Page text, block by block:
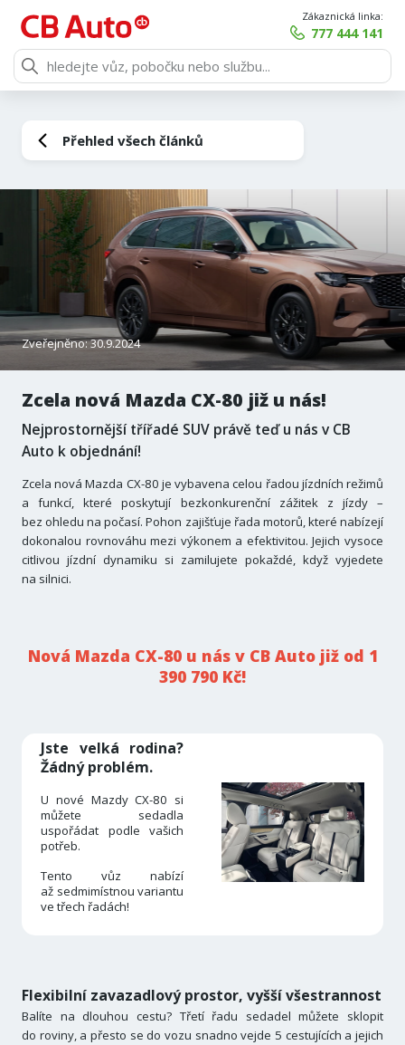
Zákaznická linka:
777 444 141
Přehled všech článků
Zveřejněno: 30.9.2024
Zcela nová Mazda CX-80 již u nás!
Nejprostornější třířadé SUV právě teď u nás v CB
Auto k objednání!
Zcela nová Mazda CX-80 je vybavena celou řadou jízdních režimů
a funkcí, které poskytují bezkonkurenční zážitek z jízdy –
bez ohledu na počasí. Pohon zajišťuje řada motorů, které nabízejí
dokonalou rovnováhu mezi výkonem a efektivitou. Jejich vysoce
citlivou jízdní dynamiku si zamilujete pokaždé, když vyjedete
na silnici.
Nová Mazda CX-80 u nás v CB Auto již od 1
390 790 Kč!
Jste velká rodina?
Žádný problém.
U nové Mazdy CX-80 si
můžete sedadla
uspořádat podle vašich
potřeb.
Tento vůz nabízí
až sedmimístnou variantu
ve třech řadách!
Flexibilní zavazadlový prostor, vyšší všestrannost
Balíte na dlouhou cestu? Třetí řadu sedadel můžete sklopit
do roviny, a přesto se do vozu snadno vejde 5 cestujících a jejich